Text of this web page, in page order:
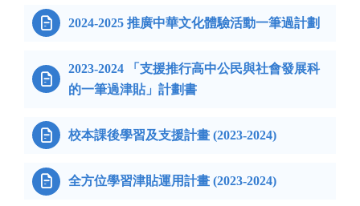
 2024-2025 推廣中華文化體驗活動一筆過計劃

2023-2024 「支援推行高中公民與社會發展科
的一筆過津貼」計劃書
 校本課後學習及支援計畫 (2023-2024)
 全方位學習津貼運用計畫 (2023-2024)